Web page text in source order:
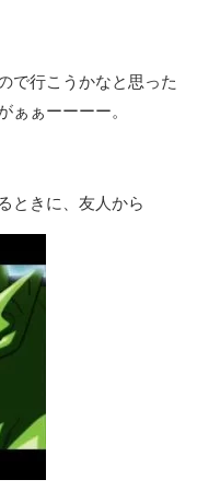
で行こうかなと思った
ぁぁーーーー。
ときに、友人から